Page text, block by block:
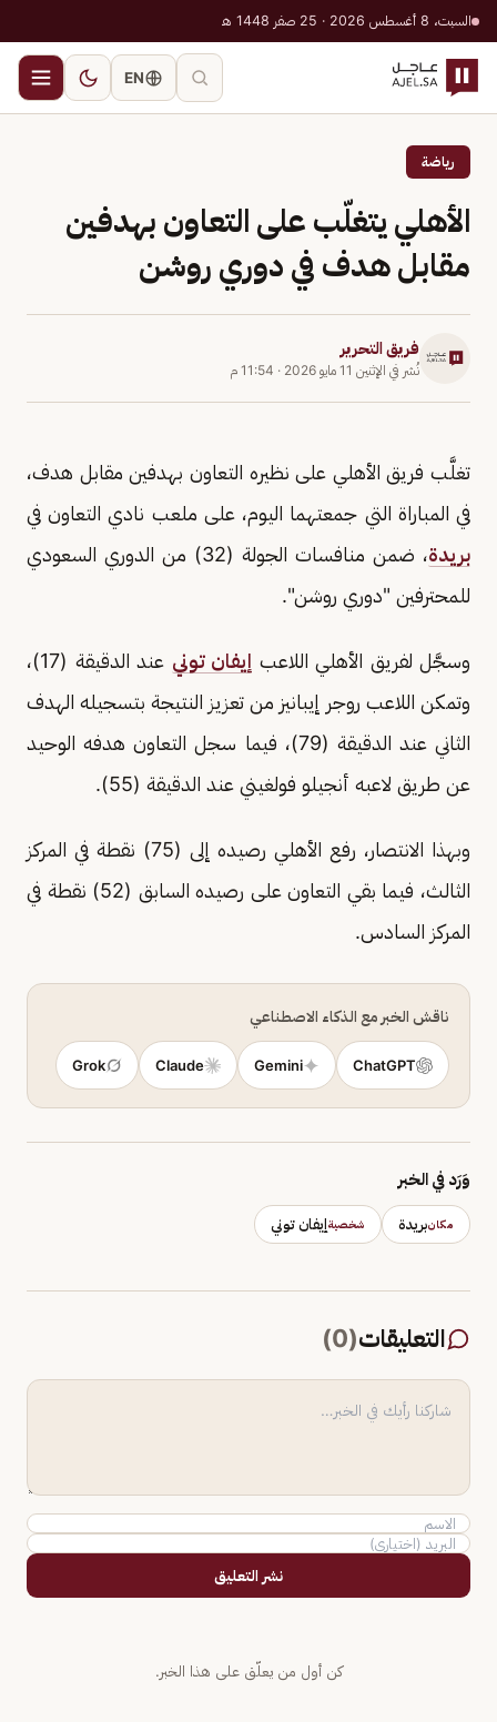
السبت، 8 أغسطس 2026 · 25 صفر 1448 هـ
EN
رياضة
الأهلي يتغلّب على التعاون بهدفين
مقابل هدف في دوري روشن
فريق التحرير
نُشر في الإثنين 11 مايو 2026 · 11:54 م
تغلَّب فريق الأهلي على نظيره التعاون بهدفين مقابل هدف،
في المباراة التي جمعتهما اليوم، على ملعب نادي التعاون في
بريدة
، ضمن منافسات الجولة (32) من الدوري السعودي
للمحترفين "دوري روشن".
وسجَّل لفريق الأهلي اللاعب إيفان توني
عند الدقيقة (17)،
وتمكن اللاعب روجر إيبانيز من تعزيز النتيجة بتسجيله الهدف
الثاني عند الدقيقة (79)، فيما سجل التعاون هدفه الوحيد
عن طريق لاعبه أنجيلو فولغيني عند الدقيقة (55).
وبهذا الانتصار، رفع الأهلي رصيده إلى (75) نقطة في المركز
الثالث، فيما بقي التعاون على رصيده السابق (52) نقطة في
المركز السادس.
ناقش الخبر مع الذكاء الاصطناعي
ChatGPT
Gemini
Claude
Grok
وَرَد في الخبر
مكانبريدة شخصيةإيفان توني
التعليقات(
0
)
نشر التعليق
كن أول من يعلّق على هذا الخبر.